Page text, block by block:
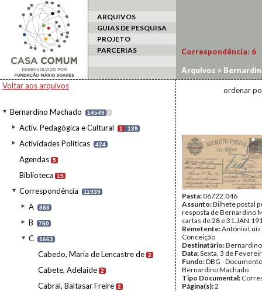
ARQUIVOS
GUIAS DE PESQUISA
PROJETO
PARCERIAS
Voltar aos arquivos
Bernardino Machado 14549 I
Activ. Pedagógica e Cultural 1 139
Actividades Políticas 424
Agendas 5
Biblioteca 15
Correspondência 11939
A 888
B 760
C 1663
Cabedo, Maria de Lencastre de 2
Cabete, Adelaide 2
Cabral, Baltasar Freire 2
Correspondência: 6
Arquivos >
ordenar
Pasta:06722.046
Assunto:Bilhete postal
resposta de Bernardino
cartas de 28 e
Remetente:António Luís
Conceição
Destinatário:
Data:Sexta, 3 de
Fundo:DBG -
Bernardino Machado
Tipo Documental:
Página(s):2